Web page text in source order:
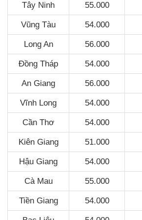
Tây Ninh 55.000
Vũng Tàu 54.000
Long An 56.000
Đồng Tháp 54.000
An Giang 56.000
Vĩnh Long 54.000
Cần Thơ 54.000
Kiên Giang 51.000
Hậu Giang 54.000
Cà Mau 55.000
Tiền Giang 54.000